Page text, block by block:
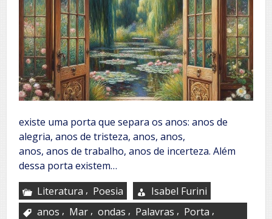
existe uma porta que separa os anos: anos de
alegria, anos de tristeza, anos, anos,
anos, anos de trabalho, anos de incerteza. Além
dessa porta existem…
Literatura , Poesia
Isabel Furini
anos , Mar , ondas , Palavras , Porta ,